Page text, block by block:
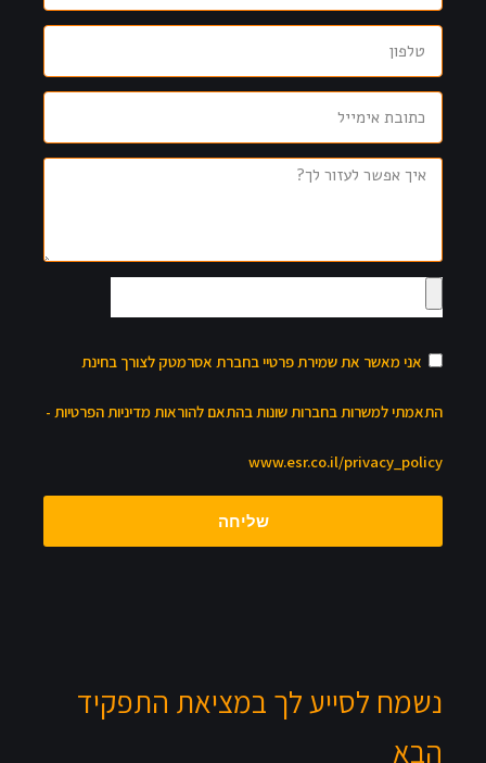
אני מאשר את שמירת פרטיי בחברת אסרמטק לצורך בחינת
התאמתי למשרות בחברות שונות בהתאם להוראות מדיניות הפרטיות -
www.esr.co.il/privacy_policy
שליחה
נשמח לסייע לך במציאת התפקיד
הבא